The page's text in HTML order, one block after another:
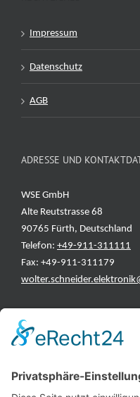
Impressum
Datenschutz
AGB
ADRESSE UND
WSE GmbH
Alte Reutstrasse 68
90765 Fürth, Deutschland
Telefon: +49-911-311111
Fax: +49-911-311179
INFORMATIONEN